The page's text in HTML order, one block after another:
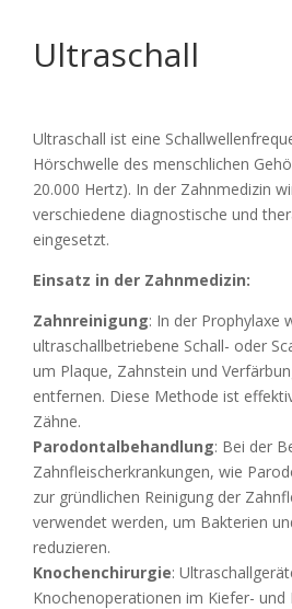
Ultraschall
Ultraschall ist eine
Hörschwelle des menschlichen
20.000 Hertz). In der Zahnmedizin
verschiedene diagnostische und
eingesetzt.
Einsatz in der Zahnmedizin:
Zahnreinigung: In der Prophylaxe
ultraschallbetriebene Schall- oder
um Plaque, Zahnstein und
entfernen. Diese Methode ist
Zähne.
Parodontalbehandlung: Bei der
Zahnfleischerkrankungen, wie
zur gründlichen Reinigung der
verwendet werden, um Bakterien
reduzieren.
Knochenchirurgie:
Knochenoperationen im Kiefer- und